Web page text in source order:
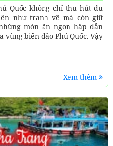
Quốc không chỉ thu hút du
như tranh vẽ mà còn giữ
món ăn ngon hấp dẫn
vùng biển đảo Phú Quốc. Vậy
Xem thêm